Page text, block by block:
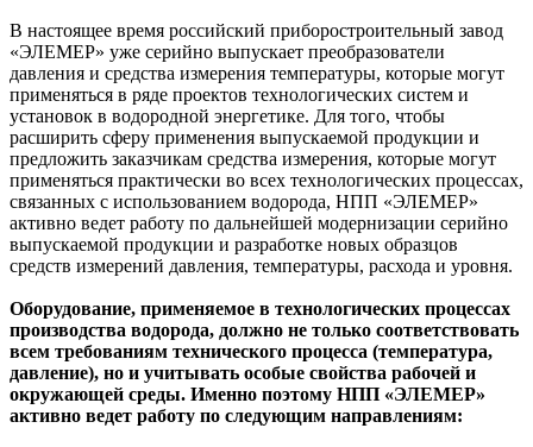
В настоящее время российский приборостроительный завод
«ЭЛЕМЕР» уже серийно выпускает преобразователи
давления и средства измерения температуры, которые могут
применяться в ряде проектов технологических систем и
установок в водородной энергетике. Для того, чтобы
расширить сферу применения выпускаемой продукции и
предложить заказчикам средства измерения, которые могут
применяться практически во всех технологических процессах,
связанных с использованием водорода, НПП «ЭЛЕМЕР»
активно ведет работу по дальнейшей модернизации серийно
выпускаемой продукции и разработке новых образцов
средств измерений давления, температуры, расхода и уровня.
Оборудование, применяемое в технологических процессах
производства водорода, должно не только соответствовать
всем требованиям технического процесса (температура,
давление), но и учитывать особые свойства рабочей и
окружающей среды. Именно поэтому НПП «ЭЛЕМЕР»
активно ведет работу по следующим направлениям: